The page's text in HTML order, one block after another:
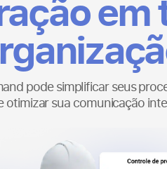
em
pode simplificar seus
sua comunicação